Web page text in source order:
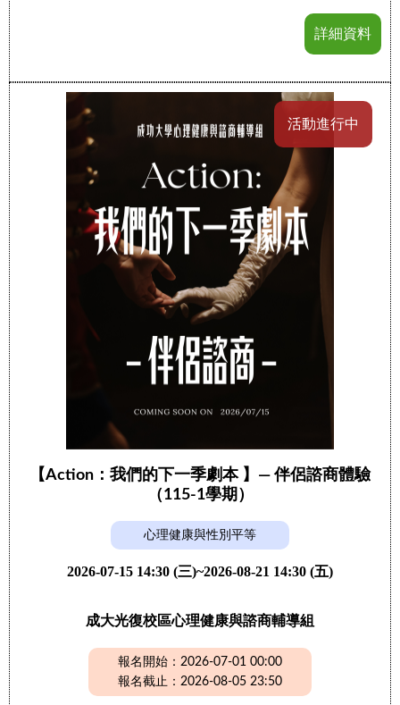
詳細資料
活動進行中
【Action：我們的下一季劇本 】— 伴侶諮商體驗
（115-1學期）
心理健康與性別平等
2026-07-15 14:30 (三)~2026-08-21 14:30 (五)
成大光復校區心理健康與諮商輔導組
報名開始：2026-07-01 00:00
報名截止：2026-08-05 23:50